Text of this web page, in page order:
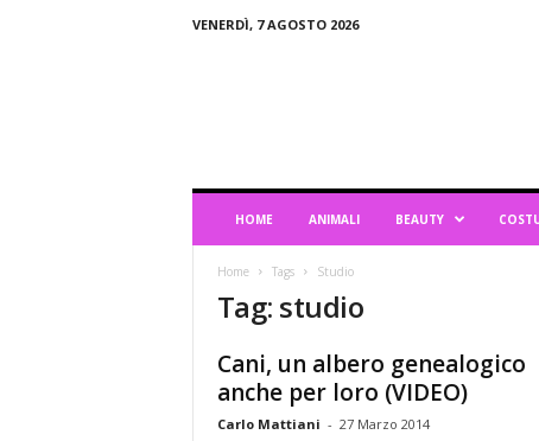
VENERDÌ, 7 AGOSTO 2026
HOME ANIMALI BEAUTY
Home Tags Studio
Tag: studio
Cani, un albero genealogico
anche per loro (VIDEO)
Carlo Mattiani - 27 Marzo 2014